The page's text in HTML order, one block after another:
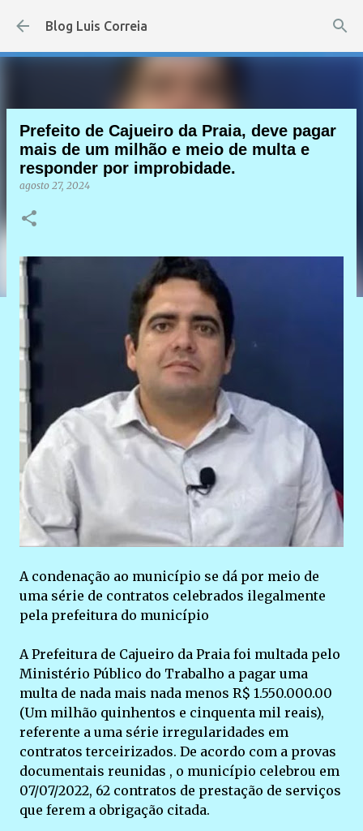
Pular para o conteúdo principal
Blog Luis Correia
Prefeito de Cajueiro da Praia, deve pagar
mais de um milhão e meio de multa e
responder por improbidade.
agosto 27, 2024
A condenação ao município se dá por meio de
uma série de contratos celebrados ilegalmente
pela prefeitura do município
A Prefeitura de Cajueiro da Praia foi multada pelo
Ministério Público do Trabalho a pagar uma
multa de nada mais nada menos R$ 1.550.000.00
(Um milhão quinhentos e cinquenta mil reais),
referente a uma série irregularidades em
contratos terceirizados. De acordo com a provas
documentais reunidas , o município celebrou em
07/07/2022, 62 contratos de prestação de serviços
que ferem a obrigação citada.